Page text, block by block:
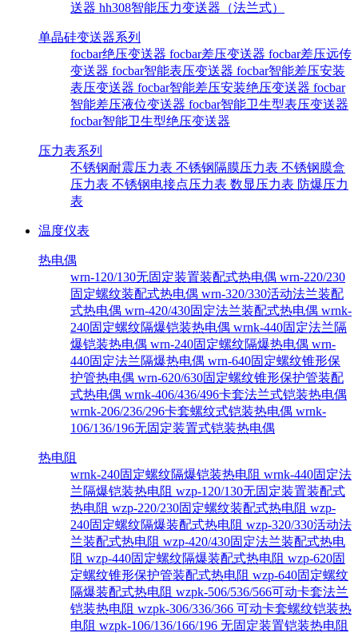
送器 hh308智能压力变送器（法兰式）
单晶硅变送器系列
focbar绝压变送器 focbar差压变送器 focbar差压远传
变送器 focbar智能表压变送器 focbar智能差压安装
表压变送器 focbar智能差压安装绝压变送器 focbar
智能差压液位变送器 focbar智能卫生型表压变送器
focbar智能卫生型绝压变送器
压力表系列
不锈钢耐震压力表 不锈钢隔膜压力表 不锈钢膜盒
压力表 不锈钢电接点压力表 数显压力表 防爆压力
表
温度仪表
热电偶
wrn-120/130无固定装置装配式热电偶 wrn-220/230
固定螺纹装配式热电偶 wrn-320/330活动法兰装配
式热电偶 wrn-420/430固定法兰装配式热电偶 wrnk-
240固定螺纹隔爆铠装热电偶 wrnk-440固定法兰隔
爆铠装热电偶 wrn-240固定螺纹隔爆热电偶 wrn-
440固定法兰隔爆热电偶 wrn-640固定螺纹锥形保
护管热电偶 wrn-620/630固定螺纹锥形保护管装配
式热电偶 wrnk-406/436/496卡套法兰式铠装热电偶
wrnk-206/236/296卡套螺纹式铠装热电偶 wrnk-
106/136/196无固定装置式铠装热电偶
热电阻
wrnk-240固定螺纹隔爆铠装热电阻 wrnk-440固定法
兰隔爆铠装热电阻 wzp-120/130无固定装置装配式
热电阻 wzp-220/230固定螺纹装配式热电阻 wzp-
240固定螺纹隔爆装配式热电阻 wzp-320/330活动法
兰装配式热电阻 wzp-420/430固定法兰装配式热电
阻 wzp-440固定螺纹隔爆装配式热电阻 wzp-620固
定螺纹锥形保护管装配式热电阻 wzp-640固定螺纹
隔爆装配式热电阻 wzpk-506/536/566可动卡套法兰
铠装热电阻 wzpk-306/336/366 可动卡套螺纹铠装热
电阻 wzpk-106/136/166/196 无固定装置铠装热电阻